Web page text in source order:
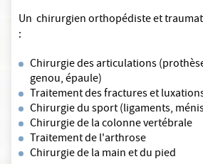
Un chirurgien orthopédiste et
:
Chirurgie des articulations
genou, épaule)
Traitement des fractures et
Chirurgie du sport (ligaments,
Chirurgie de la colonne vertébrale
Traitement de l'arthrose
Chirurgie de la main et du pied